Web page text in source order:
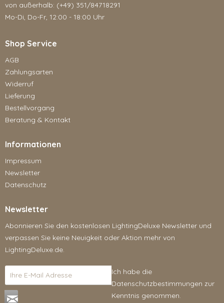
von außerhalb: (+49) 351/84718291
Mo-Di, Do-Fr, 12:00 - 18:00 Uhr
Shop Service
AGB
Zahlungsarten
Widerruf
Lieferung
Bestellvorgang
Beratung & Kontakt
Informationen
Impressum
Newsletter
Datenschutz
Newsletter
Abonnieren Sie den kostenlosen LightingDeluxe Newsletter und
verpassen Sie keine Neuigkeit oder Aktion mehr von
LightingDeluxe.de.
Ich habe die
Datenschutzbestimmungen zur
Kenntnis genommen.